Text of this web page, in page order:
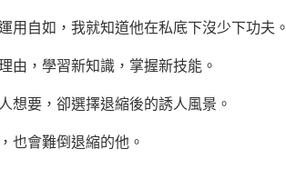
自如，我就知道他在私底下沒少下功夫。
，學習新知識，掌握新技能。
要，卻選擇退縮後的誘人風景。
會難倒退縮的他。